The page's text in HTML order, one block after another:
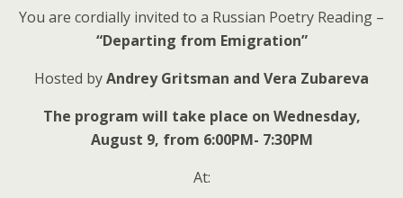
You are cordially invited to a Russian Poetry Reading –
“Departing from Emigration”
Hosted byAndrey Gritsman and Vera Zubareva
The program will take place on Wednesday,
August 9, from 6:00PM- 7:30PM
At: